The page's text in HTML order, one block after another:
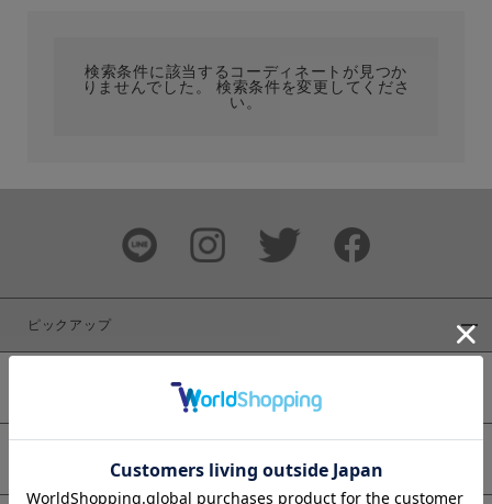
ブランド
検索条件に該当するコーディネートが見つか
りませんでした。 検索条件を変更してくださ
い。
ピックアップ